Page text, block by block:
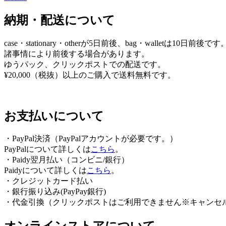
ー
シ
ョ
ン
納期・配送について
case・stationary・otherが5日前後、bag・walletは10日前後です。
諸事情により前後する場合があります。
ゆうパック、クリックポストでの配送です。
¥20,000（税抜）以上のご購入で送料無料です。
お支払いについて
・PayPal決済（PayPalアカウントが必要です。）
PayPalについて詳しくはこちら。
・Paidy翌⽉払い（コンビニ/銀⾏）
Paidyについて詳しくはこちら。
・クレジットカード払い
・銀行振り込み(PayPay銀行)
・代金引換（クリックポストはご利用できません※キャンセ